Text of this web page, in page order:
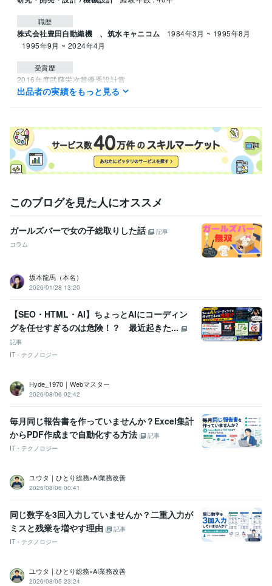
職歴
株式会社豊田自動織機 、筑水キャニコム
1984年3月 ~ 1995年8月
1995年9月 ~ 2024年4月
受賞歴
2016年度武藤栄次賞優秀設計賞
出品者の実績をもっと見る
このブログを見た人にオススメ
ガールズバーで女の子総取りした話
記事
コラム
坂本龍馬（本名）
2026/01/28 13:20
【SEO・HTML・AI】ちょっとAIにコーディン
グを任せすぎるのは危険！？ 最近起きた...
記事
IT・テクノロジー
Hyde_1970｜Webマスター
2026/08/06 02:42
毎月同じ報告書を作っていませんか？Excel集計
からPDF作成まで自動化する方法
記事
IT・テクノロジー
ユウタ｜ひとり総務×AI業務改善
2026/08/06 00:41
同じ数字を3回入力していませんか？二重入力が
ミスと残業を増やす理由
記事
IT・テクノロジー
ユウタ｜ひとり総務×AI業務改善
2026/08/05 23:24